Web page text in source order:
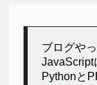
ブログや
JavaScript
Pythonと